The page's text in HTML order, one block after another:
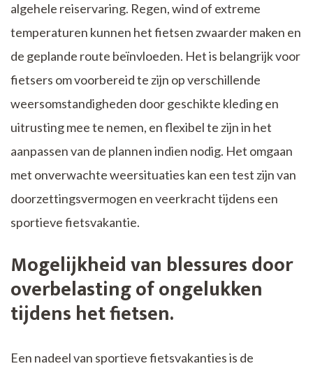
algehele reiservaring. Regen, wind of extreme
temperaturen kunnen het fietsen zwaarder maken en
de geplande route beïnvloeden. Het is belangrijk voor
fietsers om voorbereid te zijn op verschillende
weersomstandigheden door geschikte kleding en
uitrusting mee te nemen, en flexibel te zijn in het
aanpassen van de plannen indien nodig. Het omgaan
met onverwachte weersituaties kan een test zijn van
doorzettingsvermogen en veerkracht tijdens een
sportieve fietsvakantie.
Mogelijkheid van blessures door
overbelasting of ongelukken
tijdens het fietsen.
Een nadeel van sportieve fietsvakanties is de